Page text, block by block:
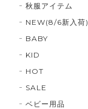
秋服アイテム
NEW(8/6新入荷)
BABY
KID
HOT
SALE
ベビー用品